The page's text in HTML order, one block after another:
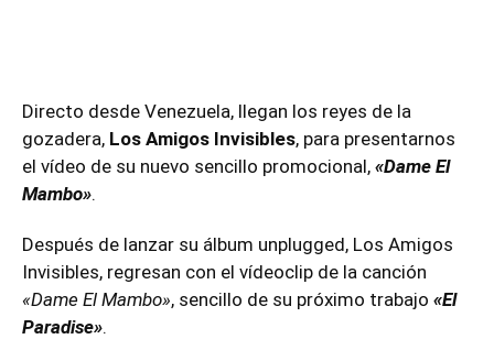
Directo desde Venezuela, llegan los reyes de la
gozadera, Los Amigos Invisibles, para presentarnos
el vídeo de su nuevo sencillo promocional, «Dame El
Mambo».
Después de lanzar su álbum unplugged, Los Amigos
Invisibles, regresan con el vídeoclip de la canción
«Dame El Mambo», sencillo de su próximo trabajo «El
Paradise».